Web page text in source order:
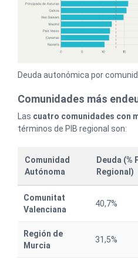
Deuda autonómica por
Comunidades más
Las cuatro comunidades con
términos de PIB regional son:
Comunidad
Autónoma
Deuda (%
Regional)
Comunitat
Valenciana
40,7%
Región de
Murcia
31,5%